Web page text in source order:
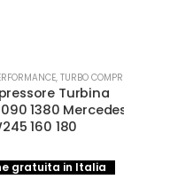
,TURBO COMPRESSORE- TURBINA
Turbina
1380 Mercedes
160 180
gratuita in Italia